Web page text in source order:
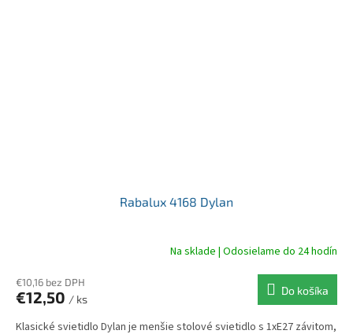
Rabalux 4168 Dylan
Na sklade | Odosielame do 24 hodín
€10,16 bez DPH
€12,50 / ks
Do košíka
Klasické svietidlo Dylan je menšie stolové svietidlo s 1xE27 závitom,